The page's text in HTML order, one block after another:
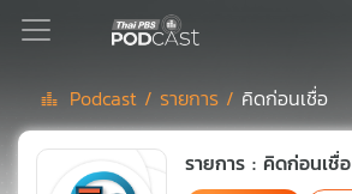
Podcast
Podcast /รายการ / คิดก่อนเชื่อ
รายการ : คิดก่อนเชื่อ